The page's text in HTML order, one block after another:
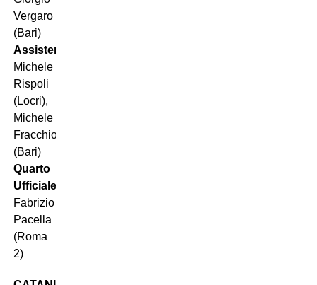
Vergaro
(Bari)
Assistenti:
Michele
Rispoli
(Locri),
Michele
Fracchiolla
(Bari)
Quarto
Ufficiale:
Fabrizio
Pacella
(Roma
2)